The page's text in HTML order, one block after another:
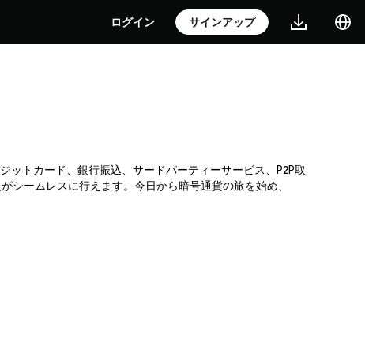
ログイン サインアップ
ットカード、銀行振込、サードパーティーサービス、P2P取
ームレスに行えます。今日から暗号通貨の旅を始め、